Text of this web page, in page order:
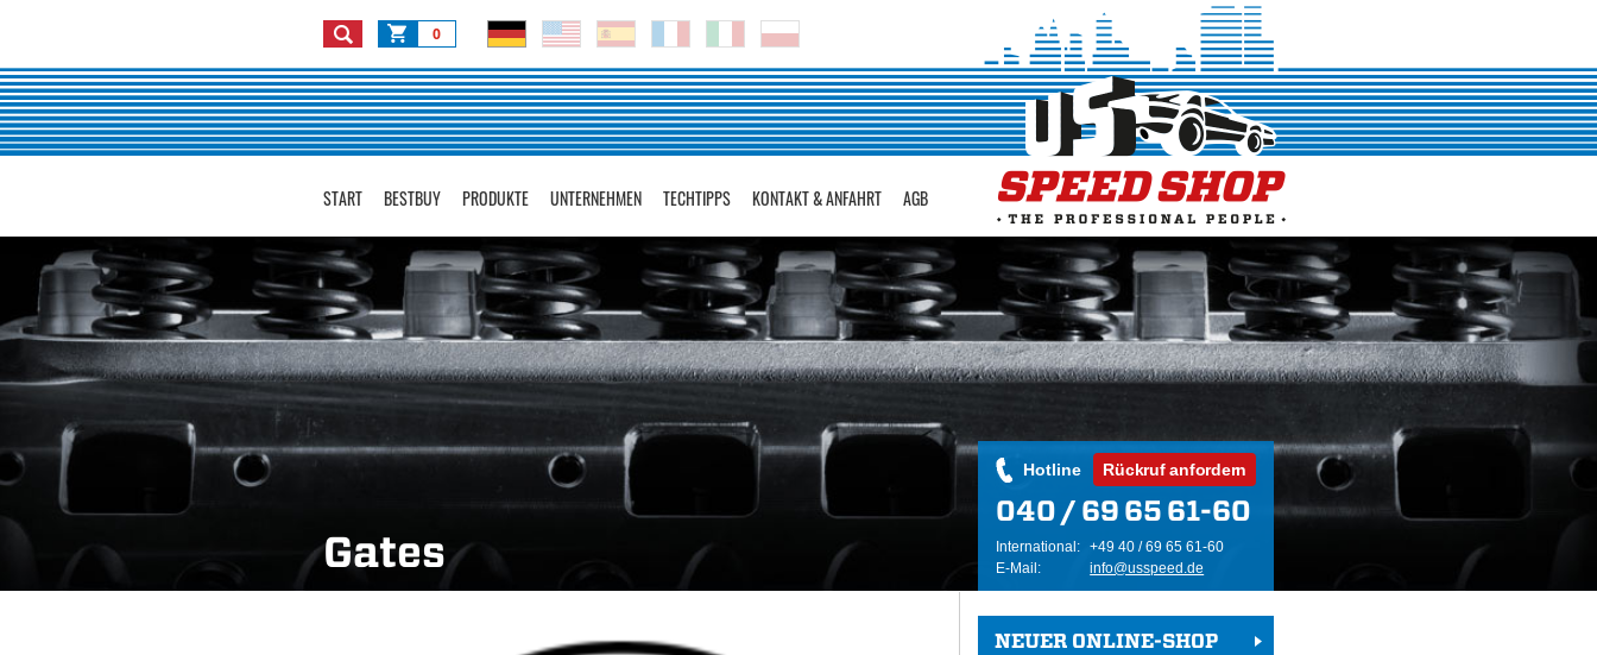
0
START BESTBUY PRODUKTE UNTERNEHMEN TECHTIPPS KONTAKT & ANFAHRT AGB
Gates
Hotline Rückruf anfordern
040 / 69 65 61-60
International: +49 40 / 69 65 61-60
E-Mail:
info@usspeed.de
NEUER ONLINE-SHOP